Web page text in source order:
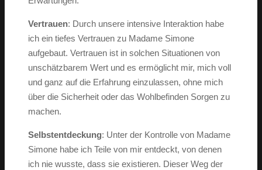
Vertrauen: Durch unsere intensive Interaktion habe
ich ein tiefes Vertrauen zu Madame Simone
aufgebaut. Vertrauen ist in solchen Situationen von
unschätzbarem Wert und es ermöglicht mir, mich voll
und ganz auf die Erfahrung einzulassen, ohne mich
über die Sicherheit oder das Wohlbefinden Sorgen zu
machen.
Selbstentdeckung: Unter der Kontrolle von Madame
Simone habe ich Teile von mir entdeckt, von denen
ich nie wusste, dass sie existieren. Dieser Weg der